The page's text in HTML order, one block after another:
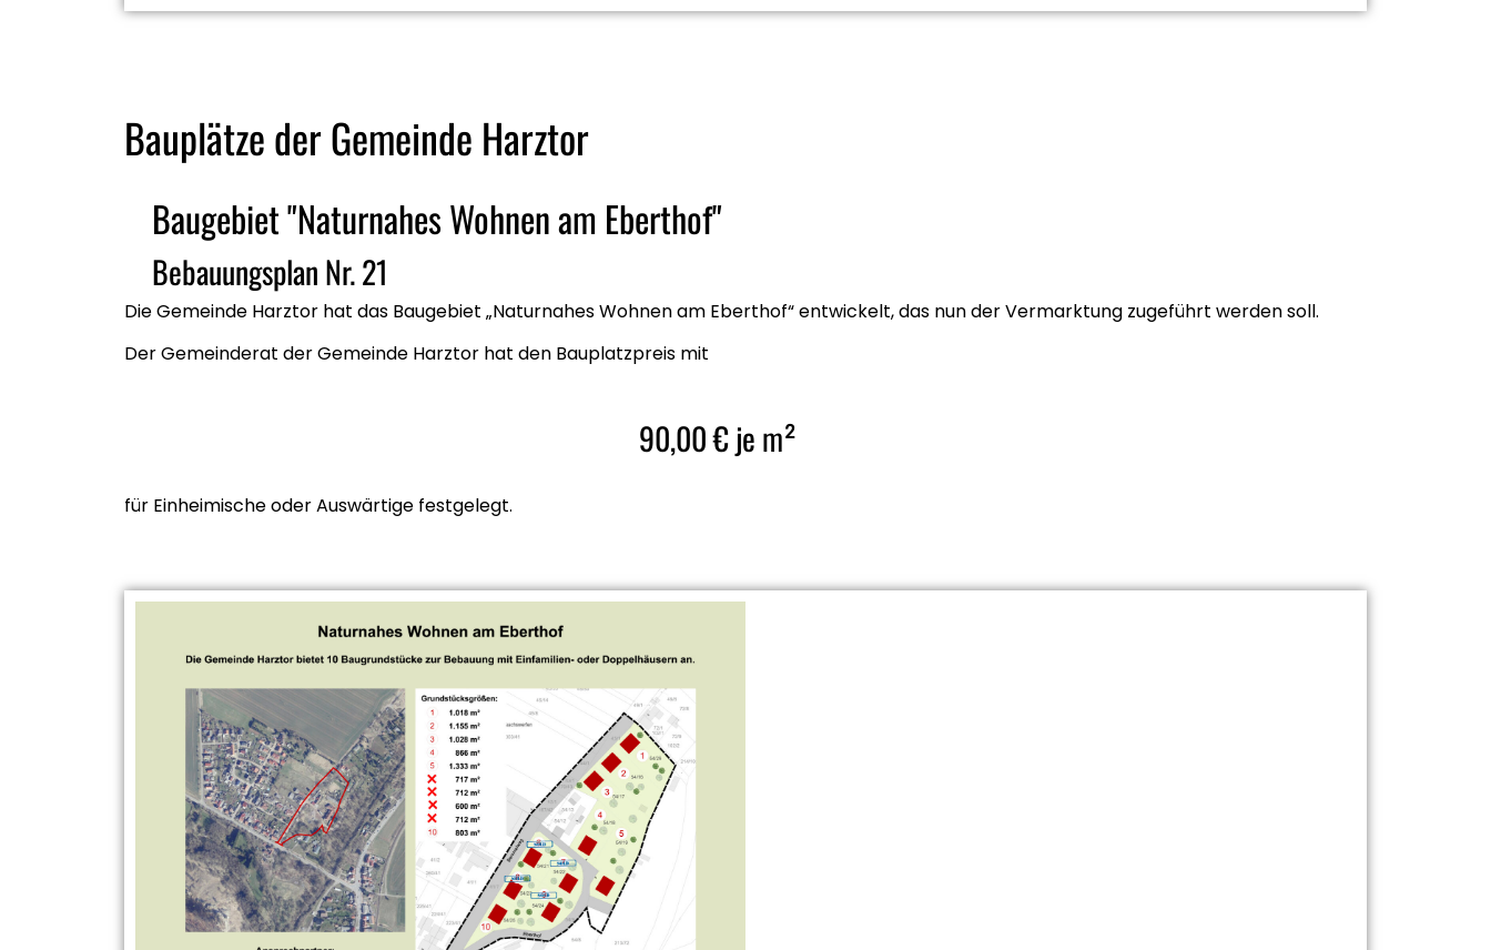
Bauplätze der Gemeinde Harztor
Baugebiet "Naturnahes Wohnen am Eberthof"
Bebauungsplan Nr. 21
Die Gemeinde Harztor hat das Baugebiet „Naturnahes Wohnen am Eberthof“ entwickelt, das nun der Vermarktung zugeführt werden soll.
Der Gemeinderat der Gemeinde Harztor hat den Bauplatzpreis mit
90,00 € je m²
für Einheimische oder Auswärtige festgelegt.